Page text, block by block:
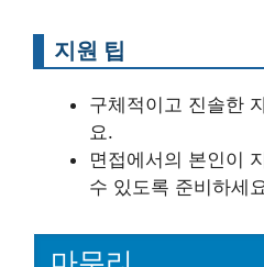
지원 팁
구체적이고 진솔한
요.
면접에서의 본인이
수 있도록 준비하세